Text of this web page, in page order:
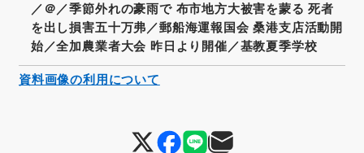
／＠／季節外れの豪雨で 布市地方大被害を蒙る 死者
を出し損害五十万弗／郵船海運報国会 桑港支店活動開
始／全加農業者大会 昨日より開催／基教夏季学校
資料画像の利用について